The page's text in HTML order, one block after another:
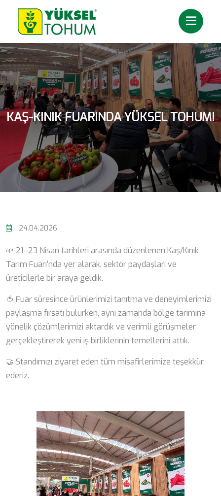
KAŞ-KINIK FUARINDA YÜKSEL TOHUM!
24.04.2026
🌱 21–23 Nisan tarihleri arasında düzenlenen Kaş/Kınık
Tarım Fuarı’nda yer alarak, sektör paydaşları ve
üreticilerle bir araya geldik.
🍅 Fuar süresince ürünlerimizi tanıtma ve deneyimlerimizi
paylaşma fırsatı bulurken, aynı zamanda bölge tarımına
yönelik çözümlerimizi aktardık ve verimli görüşmeler
gerçekleştirerek yeni iş birliklerinin temellerini attık.
🤝 Standımızı ziyaret eden tüm misafirlerimize teşekkür
ederiz.